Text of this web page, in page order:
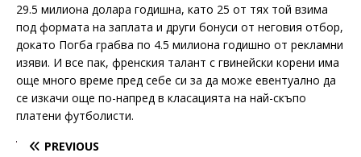
29.5 милиона долара годишна, като 25 от тях той взима
под формата на заплата и други бонуси от неговия отбор,
докато Погба грабва по 4.5 милиона годишно от рекламни
изяви. И все пак, френския талант с гвинейски корени има
още много време пред себе си за да може евентуално да
се изкачи още по-напред в класацията на най-скъпо
платени футболисти.
PREVIOUS